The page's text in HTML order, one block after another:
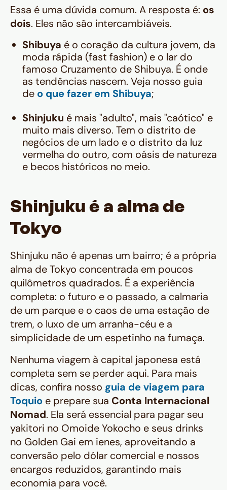
Essa é uma dúvida comum. A resposta é: os
dois. Eles não são intercambiáveis.
Shibuya é o coração da cultura jovem, da
moda rápida (fast fashion) e o lar do
famoso Cruzamento de Shibuya. É onde
as tendências nascem. Veja nosso guia
de o que fazer em Shibuya;
Shinjuku é mais "adulto", mais "caótico" e
muito mais diverso. Tem o distrito de
negócios de um lado e o distrito da luz
vermelha do outro, com oásis de natureza
e becos históricos no meio.
Shinjuku é a alma de
Tokyo
Shinjuku não é apenas um bairro; é a própria
alma de Tokyo concentrada em poucos
quilômetros quadrados. É a experiência
completa: o futuro e o passado, a calmaria
de um parque e o caos de uma estação de
trem, o luxo de um arranha-céu e a
simplicidade de um espetinho na fumaça.
Nenhuma viagem à capital japonesa está
completa sem se perder aqui. Para mais
dicas, confira nosso guia de viagem para
Toquio e prepare sua Conta Internacional
Nomad. Ela será essencial para pagar seu
yakitori no Omoide Yokocho e seus drinks
no Golden Gai em ienes, aproveitando a
conversão pelo dólar comercial e nossos
encargos reduzidos, garantindo mais
economia para você.